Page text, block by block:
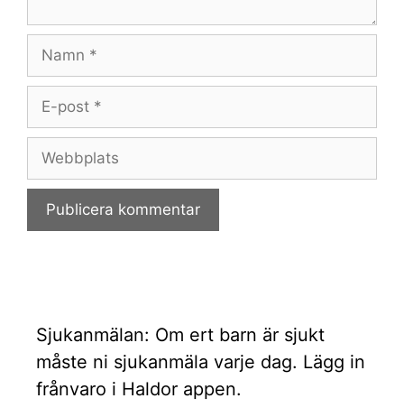
post
Sjukanmälan: Om ert barn är sjukt
måste ni sjukanmäla varje dag. Lägg in
frånvaro i Haldor appen.